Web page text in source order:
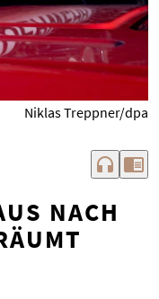
Niklas Treppner/dpa
headphones chrome_reader_mode
NACH